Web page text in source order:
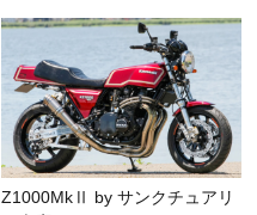
Z1000MkⅡ by サンクチュアリ